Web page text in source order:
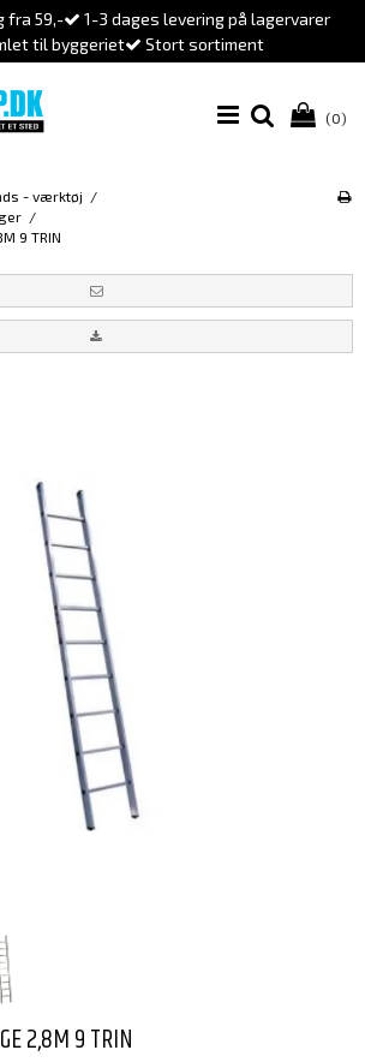
fra 59,-
1-3 dages levering på lagervarer
til byggeriet
Stort sortiment
(0)
- værktøj /
/
9 TRIN
2,8M 9 TRIN